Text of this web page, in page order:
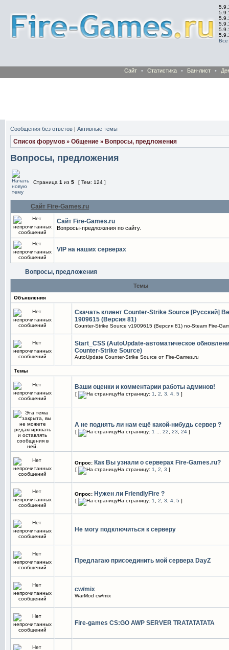
Все
Сайт • Статистика • Бан-лист •
Сообщения без ответов | Активные темы
Список форумов » Общение » Вопросы, предложения
Вопросы, предложения
Страница 1 из 5 [ Тем: 124 ]
Сайт Fire-Games.ru
Сайт Fire-Games.ru
Вопросы-предложения по сайту.
VIP на наших серверах
Вопросы, предложения
Темы
Объявления
Скачать клиент Counter-Strike Source [Русский]
1909615 (Версия 81)
Counter-Strike Source v1909615 (Версия 81) no-Steam Fire-
Start_CSS (AutoUpdate-автоматическое
Counter-Strike Source)
AutoUpdate Counter-Strike Source от Fire-Games.ru
Темы
Ваши оценки и комментарии работы админов!
[ На страницу: 1 2 3 4 5 ]
А не поднять ли нам ещё какой-нибудь сервер ?
[ На страницу: 1 22 23 24 ]
Опрос: Как Вы узнали о серверах Fire-Games.ru?
[ На страницу: 1 2 3 ]
Опрос: Нужен ли FriendlyFire ?
[ На страницу: 1 2 3 4 5 ]
Не могу подключиться к серверу
Предлагаю присоединить мой сервера DayZ
cw/mix
WarMod cw/mix
Fire-games CS:GO AWP SERVER TRATATATATA